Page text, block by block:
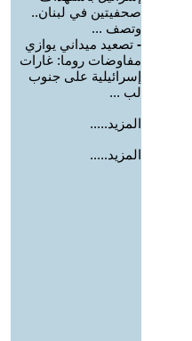
صحفيتين في لبنان..
وتصف ...
- تصعيد ميداني يوازي
مفاوضات روما: غارات
إسرائيلية على جنوب
لب ...
المزيد.....
المزيد.....